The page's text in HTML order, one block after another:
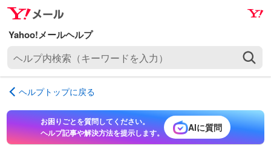
ナ
ビ
ゲ
ー
ョ
ン
へ
ス
キ
メ
イ
ン
コ
テ
ン
ツ
へ
ス
プ
内
検
索
（
ヘルプトップに戻る
お困りごとを質問してください。
ヘルプ記事や解決方法を提示します。
AIに質問